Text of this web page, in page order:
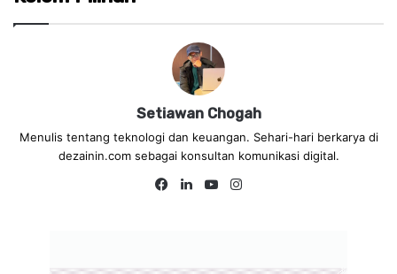
Setiawan Chogah
Menulis tentang teknologi dan keuangan. Sehari-hari berkarya di
dezainin.com sebagai konsultan komunikasi digital.
Fa
Lin
Yo